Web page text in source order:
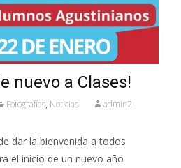
nuevo a Clases!
Fotografías, Noticias admin2
dar la bienvenida a todos
el inicio de un nuevo año